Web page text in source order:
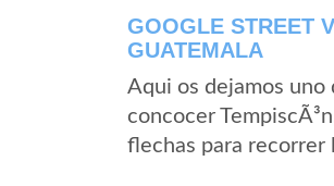
GOOGLE STREET
GUATEMALA
Aqui os dejamos uno
concocer
flechas para recorrer